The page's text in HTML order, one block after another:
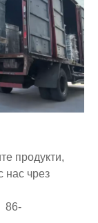
продукти,
нас чрез
86-